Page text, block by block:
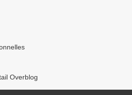
Overblog